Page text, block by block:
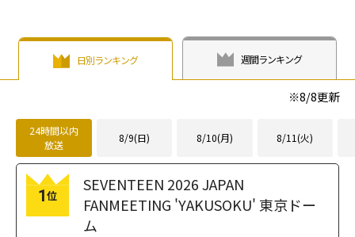
日別ランキング 週間ランキング
※8/8更新
24時間以内
放送
8/9(日) 8/10(月) 8/11(火)
1位
SEVENTEEN 2026 JAPAN
FANMEETING 'YAKUSOKU' 東京ドー
ム